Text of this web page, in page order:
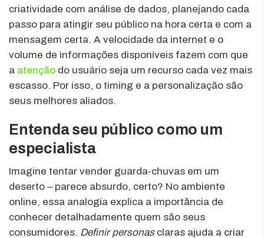
criatividade com análise de dados, planejando cada
passo para atingir seu público na hora certa e com a
mensagem certa. A velocidade da internet e o
volume de informações disponíveis fazem com que
a atenção do usuário seja um recurso cada vez mais
escasso. Por isso, o timing e a personalização são
seus melhores aliados.
Entenda seu público como um
especialista
Imagine tentar vender guarda-chuvas em um
deserto – parece absurdo, certo? No ambiente
online, essa analogia explica a importância de
conhecer detalhadamente quem são seus
consumidores. Definir personasclaras ajuda a criar